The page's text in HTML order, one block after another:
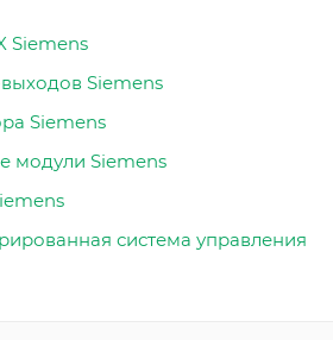
Siemens
Siemens
Siemens
модули Siemens
система управления